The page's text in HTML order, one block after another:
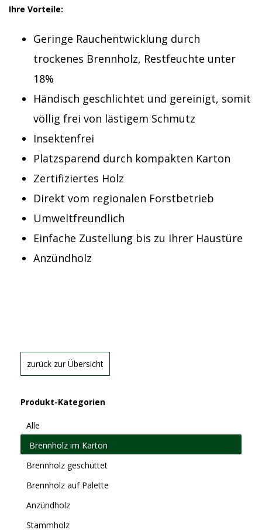
Ihre Vorteile:
Geringe Rauchentwicklung durch
trockenes Brennholz, Restfeuchte unter
18%
Händisch geschlichtet und gereinigt, somit
völlig frei von lästigem Schmutz
Insektenfrei
Platzsparend durch kompakten Karton
Zertifiziertes Holz
Direkt vom regionalen Forstbetrieb
Umweltfreundlich
Einfache Zustellung bis zu Ihrer Haustüre
Anzündholz
zurück zur Übersicht
Produkt-Kategorien
Alle
Brennholz im Karton
Brennholz geschüttet
Brennholz auf Palette
Anzündholz
Stammholz